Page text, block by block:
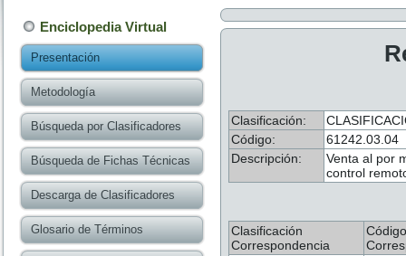
Enciclopedia Virtual
Presentación
Metodología
Búsqueda por Clasificadores
Búsqueda de Fichas Técnicas
Descarga de Clasificadores
Glosario de Términos
Clasificación:
Código:
61242.03.04
Descripción:
Venta al por
control
Clasificación
Correspondencia
Código